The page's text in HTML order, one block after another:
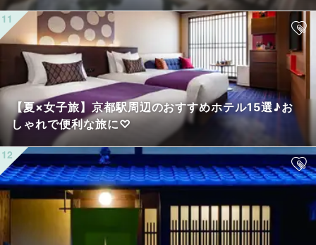
【夏×女子旅】京都駅周辺のおすすめホテル15選♪お
しゃれで便利な旅に♡